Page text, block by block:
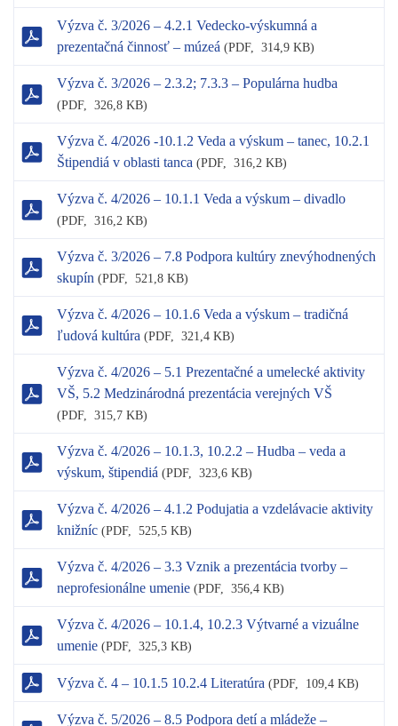
Výzva č. 3/2026 – 4.2.1 Vedecko-výskumná a
prezentačná činnosť – múzeá (PDF, 314,9 KB)
Výzva č. 3/2026 – 2.3.2; 7.3.3 – Populárna hudba
(PDF, 326,8 KB)
Výzva č. 4/2026 -10.1.2 Veda a výskum – tanec, 10.2.1
Štipendiá v oblasti tanca (PDF, 316,2 KB)
Výzva č. 4/2026 – 10.1.1 Veda a výskum – divadlo
(PDF, 316,2 KB)
Výzva č. 3/2026 – 7.8 Podpora kultúry znevýhodnených
skupín (PDF, 521,8 KB)
Výzva č. 4/2026 – 10.1.6 Veda a výskum – tradičná
ľudová kultúra (PDF, 321,4 KB)
Výzva č. 4/2026 – 5.1 Prezentačné a umelecké aktivity
VŠ, 5.2 Medzinárodná prezentácia verejných VŠ
(PDF, 315,7 KB)
Výzva č. 4/2026 – 10.1.3, 10.2.2 – Hudba – veda a
výskum, štipendiá (PDF, 323,6 KB)
Výzva č. 4/2026 – 4.1.2 Podujatia a vzdelávacie aktivity
knižníc (PDF, 525,5 KB)
Výzva č. 4/2026 – 3.3 Vznik a prezentácia tvorby –
neprofesionálne umenie (PDF, 356,4 KB)
Výzva č. 4/2026 – 10.1.4, 10.2.3 Výtvarné a vizuálne
umenie (PDF, 325,3 KB)
Výzva č. 4 – 10.1.5 10.2.4 Literatúra (PDF, 109,4 KB)
Výzva č. 5/2026 – 8.5 Podpora detí a mládeže –